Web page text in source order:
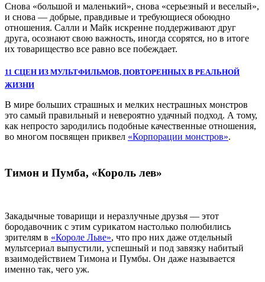
Снова «большой и маленький», снова «серьезный и веселый»,
и снова — добрые, правдивые и требующиеся обоюдно
отношения. Салли и Майк искренне поддерживают друг
друга, осознают свою важность, иногда ссорятся, но в итоге
их товарищество все равно все побеждает.
11 СЦЕН ИЗ МУЛЬТФИЛЬМОВ, ПОВТОРЕННЫХ В РЕАЛЬНОЙ
ЖИЗНИ
В мире больших страшных и мелких нестрашных монстров
это самый правильный и невероятно удачный подход. А тому,
как непросто зародились подобные качественные отношения,
во многом посвящен приквел «Корпорации монстров».
Тимон и Пумба, «Король лев»
Закадычные товарищи и неразлучные друзья — этот
бородавочник с этим сурикатом настолько полюбились
зрителям в «Короле Льве», что про них даже отдельный
мультсериал выпустили, успешный и под завязку набитый
взаимодействием Тимона и Пумбы. Он даже называется
именно так, чего уж.